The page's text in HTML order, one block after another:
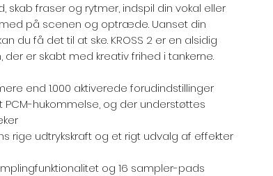
skab fraser og rytmer, indspil din vokal eller
med på scenen og optræde. Uanset din
du få det til at ske. KROSS 2 er en alsidig
der er skabt med kreativ frihed i tankerne.
end 1.000 aktiverede forudindstillinger
PCM-hukommelse, og der understøttes
rige udtrykskraft og et rigt udvalg af effekter
og 16 sampler-pads